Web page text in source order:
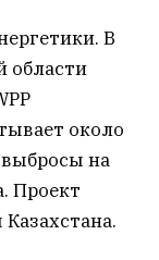
В
области
около
на
Проект